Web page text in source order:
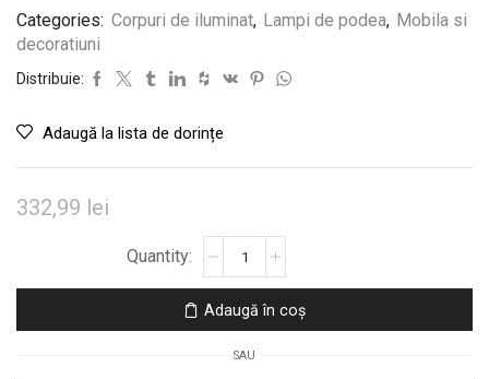
Categories: Corpuri de iluminat, Lampi de podea, Mobila si
decoratiuni
Distribuie:
Adaugă la lista de dorințe
332,99 lei
de
podea
26x26x160cm,
Adaugă în coș
SAU